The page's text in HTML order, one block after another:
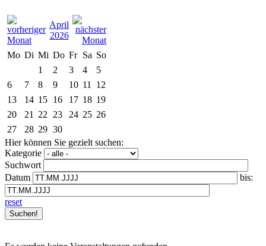
April
2026
Mo Di Mi Do Fr Sa So
1
2 3 4
5
6
7 8 9 10 11
12
13
14 15 16 17 18 19
20
21 22 23 24 25 26
27
28 29 30
Hier können Sie gezielt suchen:
Kategorie
Suchwort
Datum
bis:
reset